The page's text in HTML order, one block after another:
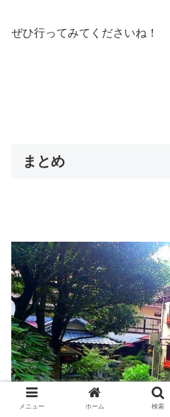
ぜひ行ってみてくださいね！
まとめ
メニュー ホーム 検索